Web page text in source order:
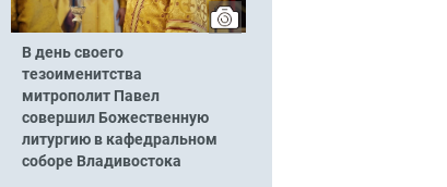
В день своего
тезоименитства
митрополит Павел
совершил Божественную
литургию в кафедральном
соборе Владивостока